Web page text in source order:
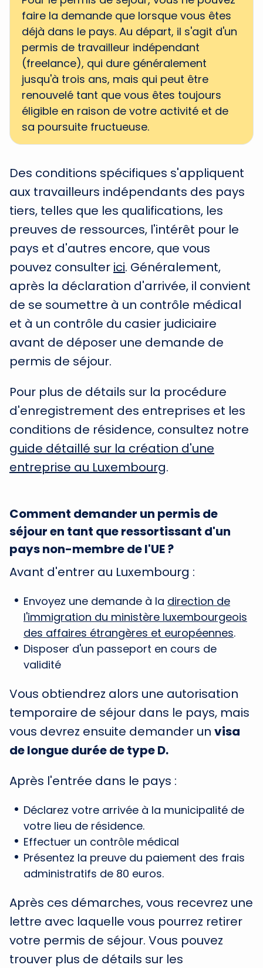
faire la demande que lorsque vous êtes
déjà dans le pays. Au départ, il s'agit d'un
permis de travailleur indépendant
(freelance), qui dure généralement
jusqu'à trois ans, mais qui peut être
renouvelé tant que vous êtes toujours
éligible en raison de votre activité et de
sa poursuite fructueuse.
Des conditions spécifiques s'appliquent
aux travailleurs indépendants des pays
tiers, telles que les qualifications, les
preuves de ressources, l'intérêt pour le
pays et d'autres encore, que vous
pouvez consulter ici. Généralement,
après la déclaration d'arrivée, il convient
de se soumettre à un contrôle médical
et à un contrôle du casier judiciaire
avant de déposer une demande de
permis de séjour.
Pour plus de détails sur la procédure
d'enregistrement des entreprises et les
conditions de résidence, consultez notre
guide détaillé sur la création d'une
entreprise au Luxembourg.
Comment demander un permis de
séjour en tant que ressortissant d'un
pays non-membre de l'UE ?
Avant d'entrer au Luxembourg :
Envoyez une demande à la direction de
l'immigration du ministère luxembourgeois
des affaires étrangères et européennes.
Disposer d'un passeport en cours de
validité
Vous obtiendrez alors une autorisation
temporaire de séjour dans le pays, mais
vous devrez ensuite demander un visa
de longue durée de type D.
Après l'entrée dans le pays :
Déclarez votre arrivée à la municipalité de
votre lieu de résidence.
Effectuer un contrôle médical
Présentez la preuve du paiement des frais
administratifs de 80 euros.
Après ces démarches, vous recevrez une
lettre avec laquelle vous pourrez retirer
votre permis de séjour. Vous pouvez
trouver plus de détails sur les